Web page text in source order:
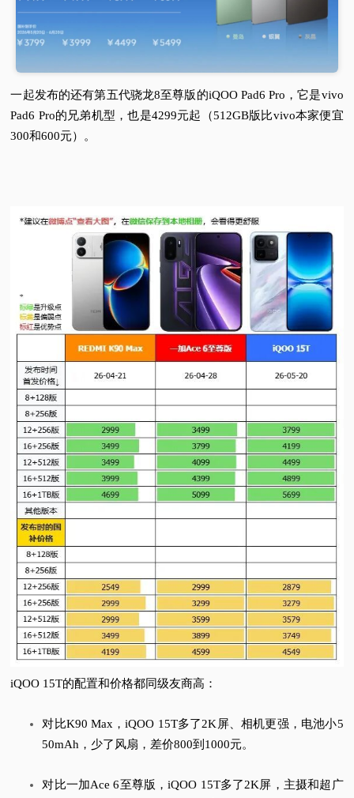
一起发布的还有第五代骁龙8至尊版的iQOO Pad6 Pro，它是vivo
Pad6 Pro的兄弟机型，也是4299元起（512GB版比vivo本家便宜
300和600元）。
iQOO 15T的配置和价格都同级友商高：
对比K90 Max，iQOO 15T多了2K屏、相机更强，电池小5
50mAh，少了风扇，差价800到1000元。
对比一加Ace 6至尊版，iQOO 15T多了2K屏，主摄和超广